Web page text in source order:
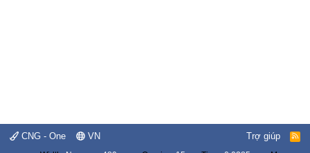
CNG - One VN Trợ giúp
R